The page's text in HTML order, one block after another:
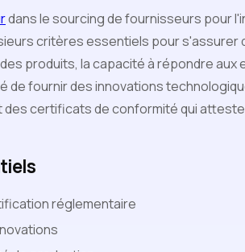
dans le sourcing de fournisseurs pour
critères essentiels pour s'assurer
produits, la capacité à répondre aux
de fournir des innovations
certificats de conformité qui
réglementaire